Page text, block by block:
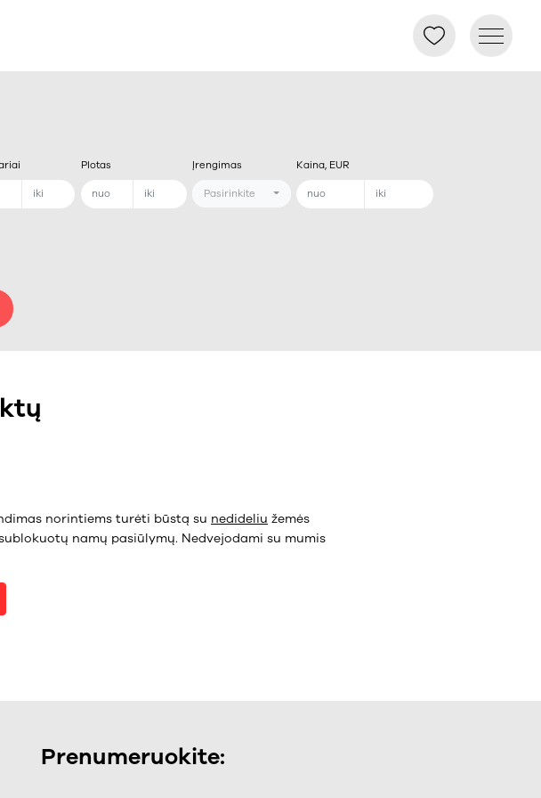
Plotas Įrengimas
Pasirinkite
Kaina, EUR
norintiems turėti būstą su nedideliu žemės
namų pasiūlymų. Nedvejodami su mumis
Prenumeruokite: